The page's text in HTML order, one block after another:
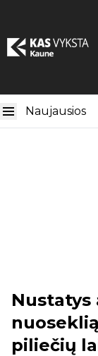
Naujausios
Nustatys
piliečių